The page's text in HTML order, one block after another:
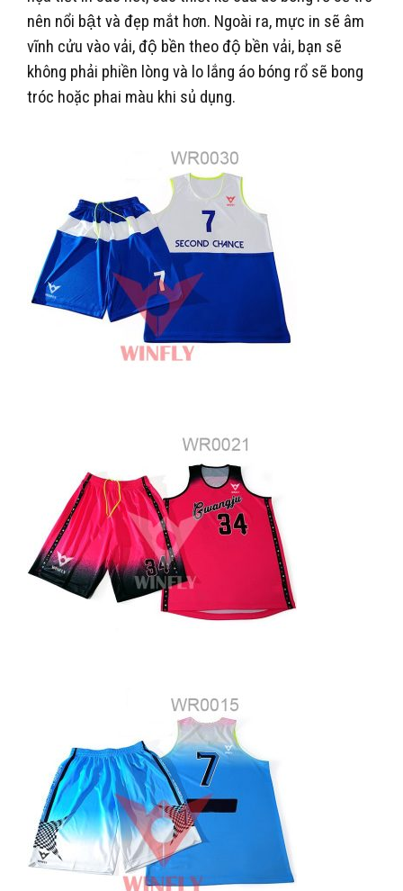
nên nổi bật và đẹp mắt hơn. Ngoài ra, mực in sẽ âm
vĩnh cửu vào vải, độ bền theo độ bền vải, bạn sẽ
không phải phiền lòng và lo lắng áo bóng rổ sẽ bong
tróc hoặc phai màu khi sủ dụng.